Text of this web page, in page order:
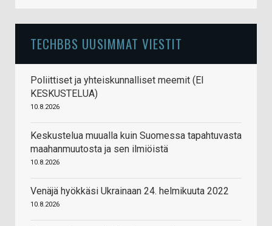
TECHBBS UUSIMMAT VIESTIT
Poliittiset ja yhteiskunnalliset meemit (EI
KESKUSTELUA)
10.8.2026
Keskustelua muualla kuin Suomessa tapahtuvasta
maahanmuutosta ja sen ilmiöistä
10.8.2026
Venäjä hyökkäsi Ukrainaan 24. helmikuuta 2022
10.8.2026